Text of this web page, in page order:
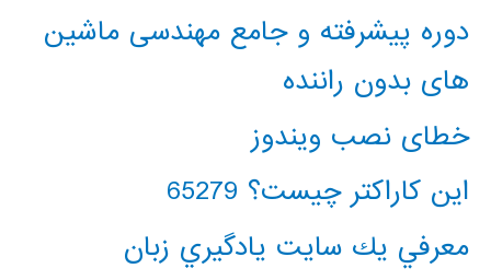
دوره پیشرفته و جامع مهندسی ماشین
های بدون راننده
خطای نصب ویندوز
این کاراکتر چیست؟ 65279
معرفي يك سايت يادگيري زبان